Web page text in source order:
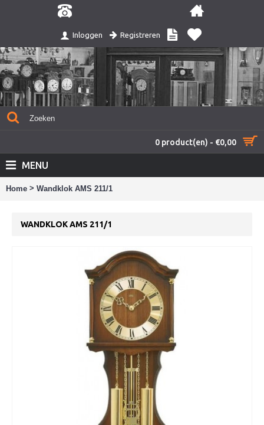
Inloggen Registreren
0 product(en) - €0,00
MENU
Home > Wandklok AMS 211/1
WANDKLOK AMS 211/1